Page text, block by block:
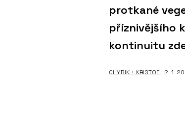
protkané
příznivějšího
kontinuitu
CHYBIK + KRISTOF , 2. 1.